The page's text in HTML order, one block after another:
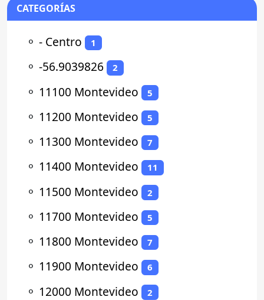
CATEGORÍAS
⚬ - Centro 1
⚬ -56.9039826 2
⚬ 11100 Montevideo 5
⚬ 11200 Montevideo 5
⚬ 11300 Montevideo 7
⚬ 11400 Montevideo 11
⚬ 11500 Montevideo 2
⚬ 11700 Montevideo 5
⚬ 11800 Montevideo 7
⚬ 11900 Montevideo 6
⚬ 12000 Montevideo 2